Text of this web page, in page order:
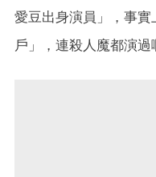
愛豆出身演員」，事
戶」，連殺人魔都演過